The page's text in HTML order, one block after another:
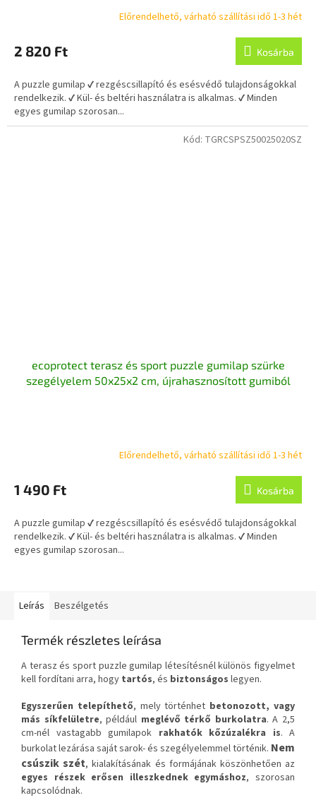
Előrendelhető, várható szállítási idő 1-3 hét
2 820 Ft Kosárba
A puzzle gumilap ✔ rezgéscsillapító és esésvédő tulajdonságokkal
rendelkezik. ✔ Kül- és beltéri használatra is alkalmas. ✔ Minden
egyes gumilap szorosan...
ecoprotect terasz és sport puzzle gumilap szürke
szegélyelem 50x25x2 cm, újrahasznosított gumiból
Előrendelhető, várható szállítási idő 1-3 hét
1 490 Ft Kosárba
A puzzle gumilap ✔ rezgéscsillapító és esésvédő tulajdonságokkal
rendelkezik. ✔ Kül- és beltéri használatra is alkalmas. ✔ Minden
egyes gumilap szorosan...
Kód: TGRCSPSZ50025020SZ
Leírás Beszélgetés
Termék részletes leírása
A terasz és sport puzzle gumilap létesítésnél különös figyelmet
kell fordítani arra, hogy tartós, és biztonságos legyen.
Egyszerűen telepíthető, mely történhet betonozott, vagy
más síkfelületre, például meglévő térkő burkolatra. A 2,5
cm-nél vastagabb gumilapok rakhatók kőzúzalékra is. A
burkolat lezárása saját sarok- és szegélyelemmel történik. Nem
csúszik szét, kialakításának és formájának köszönhetően az
egyes részek erősen illeszkednek egymáshoz, szorosan
kapcsolódnak.